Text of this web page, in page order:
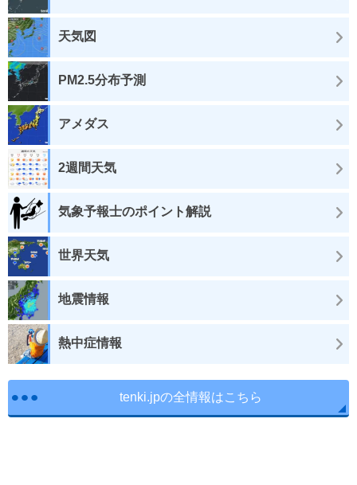
天気図
PM2.5分布予測
アメダス
2週間天気
気象予報士のポイント解説
世界天気
地震情報
熱中症情報
tenki.jpの全情報はこちら